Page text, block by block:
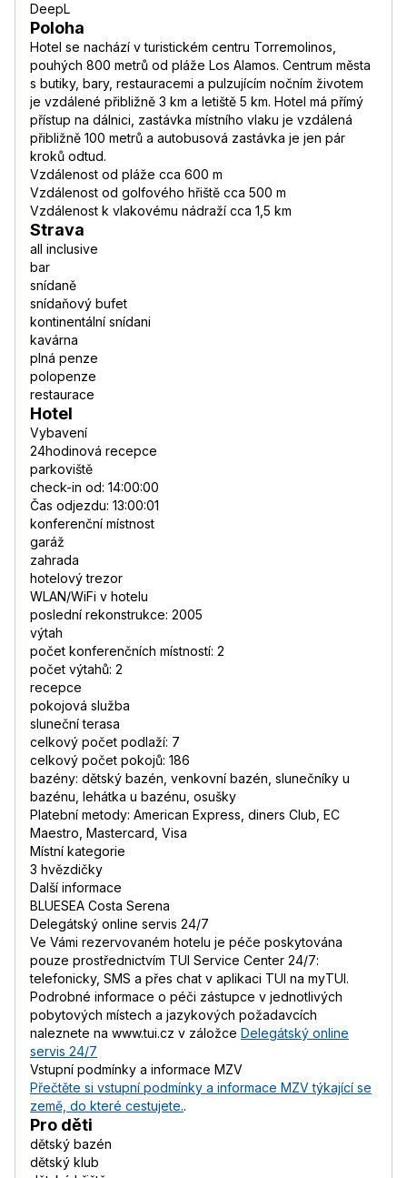
DeepL
Poloha
Hotel se nachází v turistickém centru Torremolinos,
pouhých 800 metrů od pláže Los Alamos. Centrum města
s butiky, bary, restauracemi a pulzujícím nočním životem
je vzdálené přibližně 3 km a letiště 5 km. Hotel má přímý
přístup na dálnici, zastávka místního vlaku je vzdálená
přibližně 100 metrů a autobusová zastávka je jen pár
kroků odtud.
Vzdálenost od pláže cca 600 m
Vzdálenost od golfového hřiště cca 500 m
Vzdálenost k vlakovému nádraží cca 1,5 km
Strava
all inclusive
bar
snídaně
snídaňový bufet
kontinentální snídani
kavárna
plná penze
polopenze
restaurace
Hotel
Vybavení
24hodinová recepce
parkoviště
check-in od: 14:00:00
Čas odjezdu: 13:00:01
konferenční místnost
garáž
zahrada
hotelový trezor
WLAN/WiFi v hotelu
poslední rekonstrukce: 2005
výtah
počet konferenčních místností: 2
počet výtahů: 2
recepce
pokojová služba
sluneční terasa
celkový počet podlaží: 7
celkový počet pokojů: 186
bazény: dětský bazén, venkovní bazén, slunečníky u
bazénu, lehátka u bazénu, osušky
Platební metody: American Express, diners Club, EC
Maestro, Mastercard, Visa
Místní kategorie
3 hvězdičky
Další informace
BLUESEA Costa Serena
Delegátský online servis 24/7
Ve Vámi rezervovaném hotelu je péče poskytována
pouze prostřednictvím TUI Service Center 24/7:
telefonicky, SMS a přes chat v aplikaci TUI na myTUI.
Podrobné informace o péči zástupce v jednotlivých
pobytových místech a jazykových požadavcích
naleznete na www.tui.cz v záložce Delegátský online
servis 24/7
Vstupní podmínky a informace MZV
Přečtěte si vstupní podmínky a informace MZV týkající se
země, do které cestujete..
Pro děti
dětský bazén
dětský klub